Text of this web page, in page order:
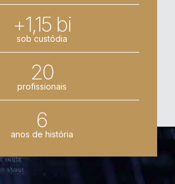
+1,15 bi
sob custódia
20
profissionais
6
anos de história